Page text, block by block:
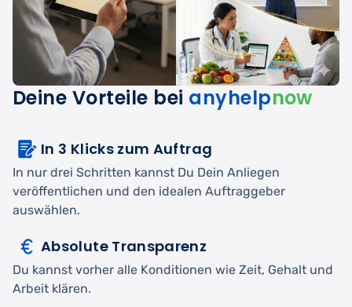
Deine Vorteile bei anyhelpnow
In 3 Klicks zum Auftrag
In nur drei Schritten kannst Du Dein Anliegen
veröffentlichen und den idealen Auftraggeber
auswählen.
Absolute Transparenz
Du kannst vorher alle Konditionen wie Zeit, Gehalt und
Arbeit klären.